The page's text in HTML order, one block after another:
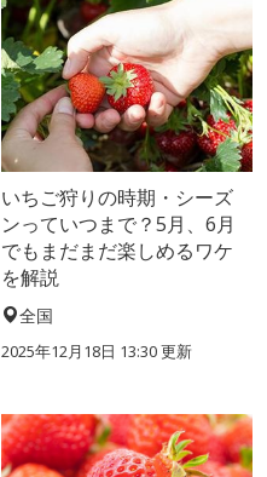
いちご狩りの時期・シーズ
ンっていつまで？5月、6月
でもまだまだ楽しめるワケ
を解説
全国
2025年12月18日 13:30 更新